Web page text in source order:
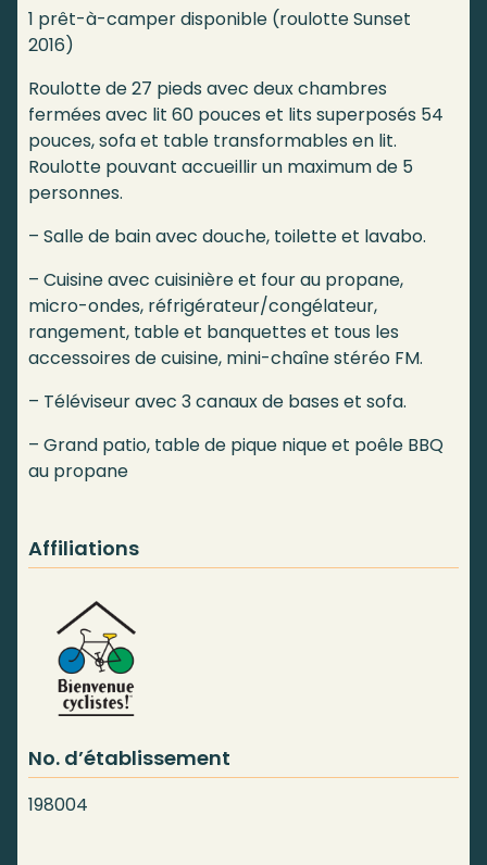
1 prêt-à-camper disponible (roulotte Sunset
2016)
Roulotte de 27 pieds avec deux chambres
fermées avec lit 60 pouces et lits superposés 54
pouces, sofa et table transformables en lit.
Roulotte pouvant accueillir un maximum de 5
personnes.
– Salle de bain avec douche, toilette et lavabo.
– Cuisine avec cuisinière et four au propane,
micro-ondes, réfrigérateur/congélateur,
rangement, table et banquettes et tous les
accessoires de cuisine, mini-chaîne stéréo FM.
– Téléviseur avec 3 canaux de bases et sofa.
– Grand patio, table de pique nique et poêle BBQ
au propane
Affiliations
No. d’établissement
198004